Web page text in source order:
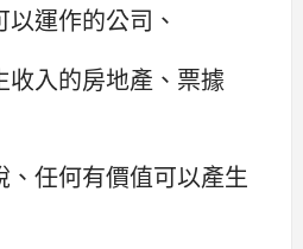
運作的公司、
收入的房地產、票據
、任何有價值可以產生